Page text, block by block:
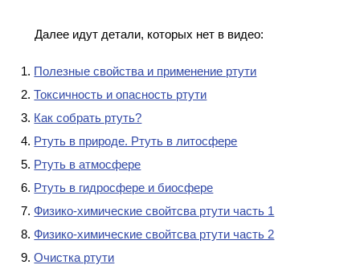
ПРАКТИЧЕСКОЙ
ХИМИЯ НА
ПРОИЗВОДСТВЕ
И ХИМИЧЕСКАЯ
ТЕХНОЛОГИЯ
КОНТАКТЫ
Далее идут детали, которых нет в видео:
Полезные свойства и применение ртути
Токсичность и опасность ртути
Как собрать ртуть?
Ртуть в природе. Ртуть в литосфере
Ртуть в атмосфере
Ртуть в гидросфере и биосфере
Физико-химические свойтсва ртути часть 1
Физико-химические свойтсва ртути часть 2
Очистка ртути